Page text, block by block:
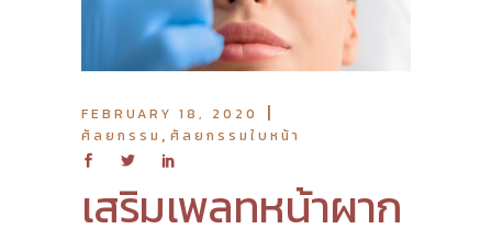
FEBRUARY 18, 2020
ศัลยกรรม , ศัลยกรรมใบหน้า
เสริมเพลทหน้าผาก